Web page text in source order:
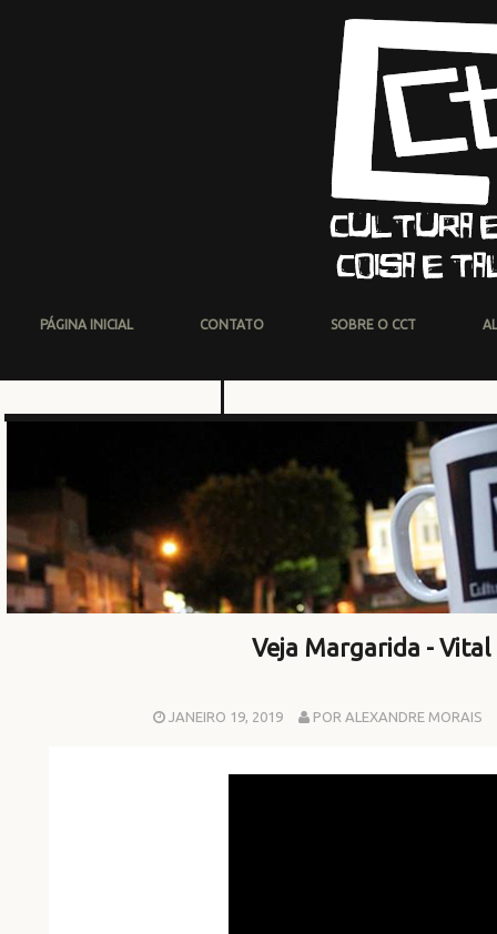
PÁGINA INICIAL CONTATO SOBRE O CCT
Veja Margarida - Vital
JANEIRO 19, 2019 POR ALEXANDRE MORAIS